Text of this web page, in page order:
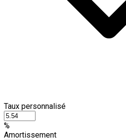
Taux personnalisé
%
Amortissement